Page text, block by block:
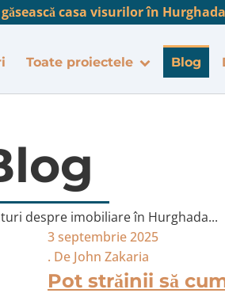
casa visurilor în
Toate proiectele Blog
despre imobiliare în Hurghada...
3 septembrie 2025
. De John Zakaria
Pot străinii să